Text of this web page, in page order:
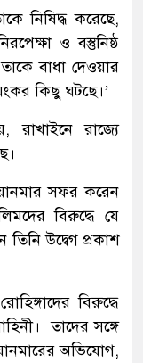
নিষিদ্ধ করেছে,
ও বস্তুনিষ্ঠ
বাধা দেওয়ার
কিছু ঘটছে।’
রাখাইনে রাজ্যে
সফর করেন
বিরুদ্ধে যে
উদ্বেগ প্রকাশ
বিরুদ্ধে
তাদের সঙ্গে
অভিযোগ,